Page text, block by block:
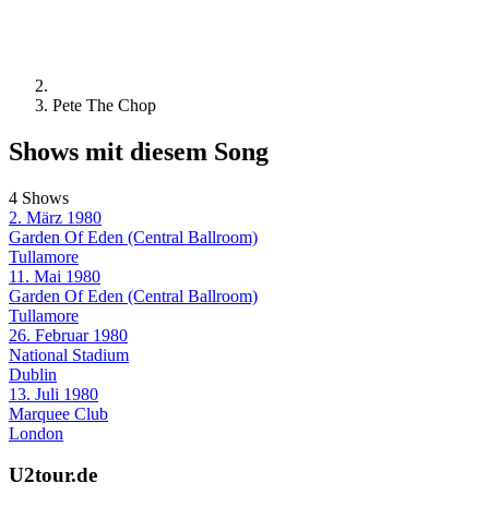
Pete The Chop
Shows mit diesem Song
4 Shows
2. März 1980
Garden Of Eden (Central Ballroom)
Tullamore
11. Mai 1980
Garden Of Eden (Central Ballroom)
Tullamore
26. Februar 1980
National Stadium
Dublin
13. Juli 1980
Marquee Club
London
U2tour.de